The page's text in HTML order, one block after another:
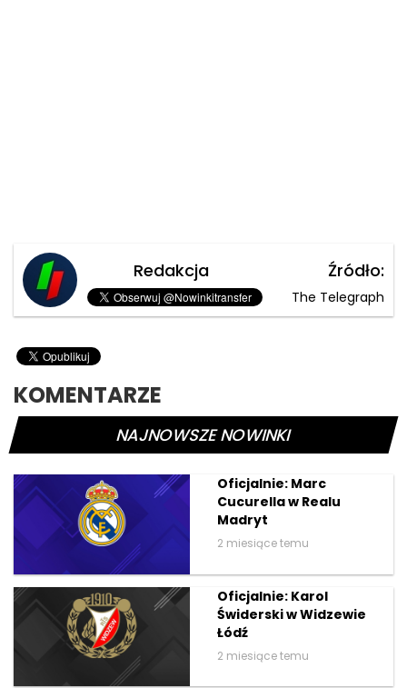
Redakcja Źródło:
The Telegraph
KOMENTARZE
NAJNOWSZE NOWINKI
Oficjalnie: Marc
Cucurella w Realu
Madryt
2 miesiące temu
Oficjalnie: Karol
Świderski w Widzewie
Łódź
2 miesiące temu